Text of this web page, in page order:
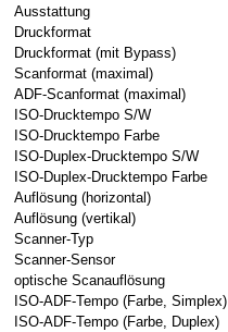
Ausstattung
Druckformat
Druckformat (mit Bypass)
Scanformat (maximal)
ADF-Scanformat (maximal)
ISO-Drucktempo S/W
ISO-Drucktempo Farbe
ISO-Duplex-Drucktempo S/W
ISO-Duplex-Drucktempo Farbe
Auflösung (horizontal)
Auflösung (vertikal)
Scanner-Typ
Scanner-Sensor
optische Scanauflösung
ISO-ADF-Tempo (Farbe, Simplex)
ISO-ADF-Tempo (Farbe, Duplex)